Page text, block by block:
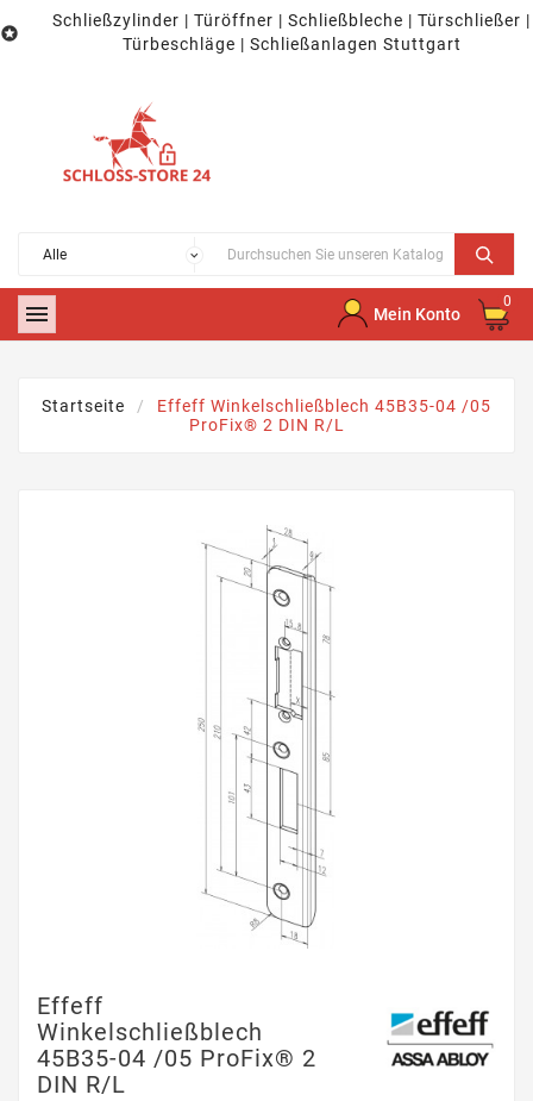

Schließzylinder | Türöffner | Schließbleche | Türschließer |
Türbeschläge | Schließanlagen Stuttgart
 Mein Konto
0
Startseite
Effeff Winkelschließblech 45B35-04 /05
ProFix® 2 DIN R/L
Effeff
Winkelschließblech
45B35-04 /05 ProFix® 2
DIN R/L